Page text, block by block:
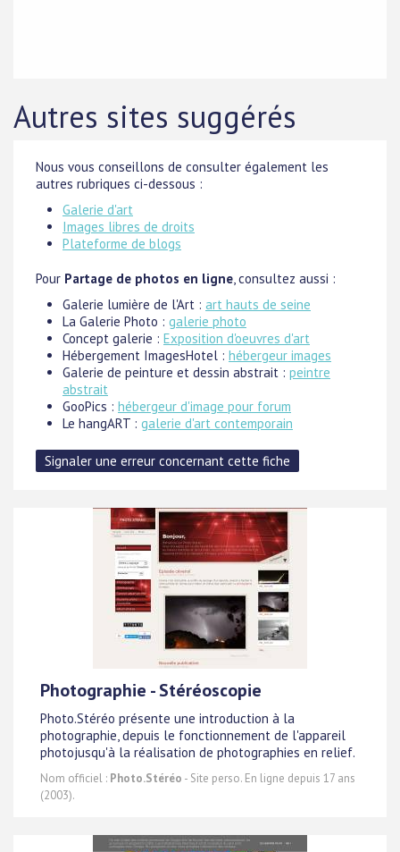
Autres sites suggérés
Nous vous conseillons de consulter également les
autres rubriques ci-dessous :
Galerie d'art
Images libres de droits
Plateforme de blogs
Pour Partage de photos en ligne, consultez aussi :
Galerie lumière de l'Art : art hauts de seine
La Galerie Photo : galerie photo
Concept galerie : Exposition d'oeuvres d'art
Hébergement ImagesHotel : hébergeur images
Galerie de peinture et dessin abstrait : peintre
abstrait
GooPics : hébergeur d'image pour forum
Le hangART : galerie d'art contemporain
Photographie - Stéréoscopie
Photo.Stéréo présente une introduction à la
photographie, depuis le fonctionnement de l'appareil
photojusqu'à la réalisation de photographies en relief.
Nom officiel : Photo.Stéréo - Site perso. En ligne depuis 17 ans
(2003).